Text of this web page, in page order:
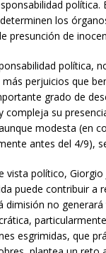
los
presunción de
política,
perjuicios que
grado de
compleja su
modesta (en
antes del 4/9),
vista político,
puede contribuir a
dimisión no
esgrimidas, que